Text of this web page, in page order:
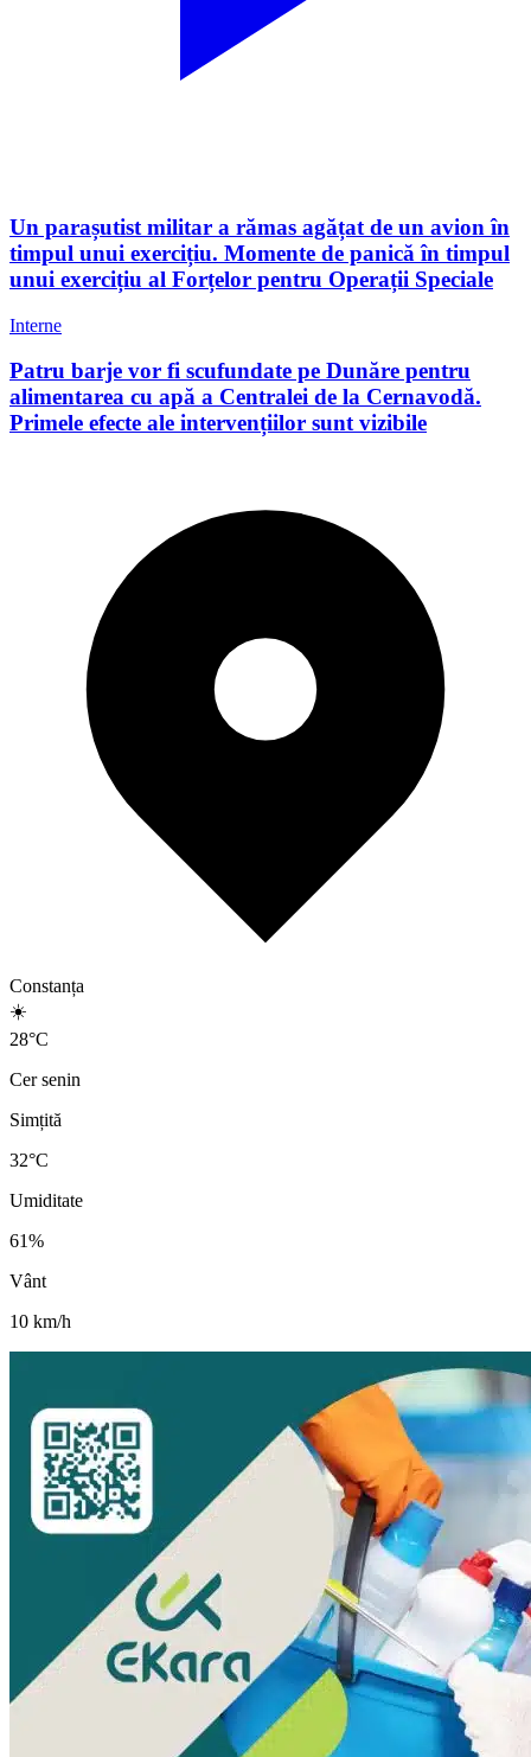
Un parașutist militar a rămas agățat de un avion în
timpul unui exercițiu. Momente de panică în timpul
unui exercițiu al Forțelor pentru Operații Speciale
Interne
Patru barje vor fi scufundate pe Dunăre pentru
alimentarea cu apă a Centralei de la Cernavodă.
Primele efecte ale intervențiilor sunt vizibile
Constanța
☀️
28°C
Cer senin
Simțită
32°C
Umiditate
61%
Vânt
10 km/h